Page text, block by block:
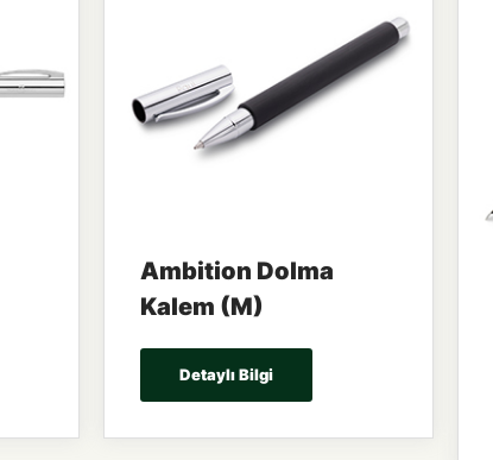
Ambition Dolma
Kalem (M)
Detaylı Bilgi